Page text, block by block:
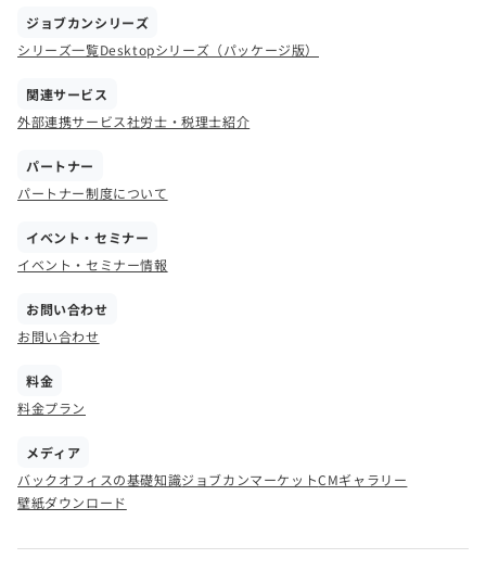
ジョブカンシリーズ
シリーズ一覧Desktopシリーズ（パッケージ版）
関連サービス
外部連携サービス社労士・税理士紹介
パートナー
パートナー制度について
イベント・セミナー
イベント・セミナー情報
お問い合わせ
お問い合わせ
料金
料金プラン
メディア
バックオフィスの基礎知識ジョブカンマーケットCMギャラリー
壁紙ダウンロード